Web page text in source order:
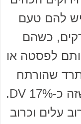
יש להם טעם
כשהם
לפסטה או
שהורתח
למשל, יש 3.2 מ"ג ברזל – שזה כ-17% DV.
עלים וכרוב